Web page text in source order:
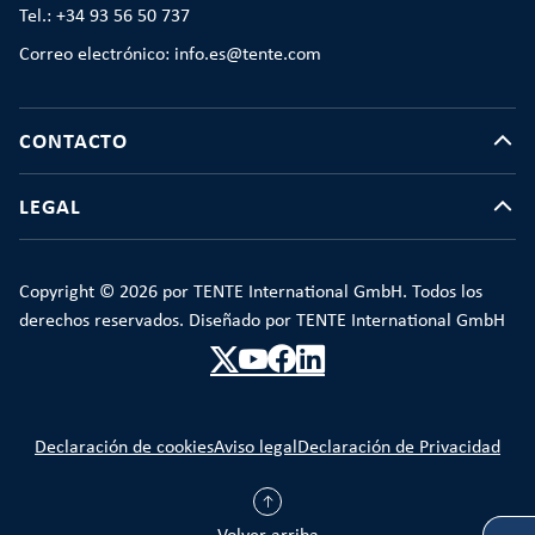
Tel.: +34 93 56 50 737
Correo electrónico: info.es@tente.com
CONTACTO
LEGAL
Copyright © 2026 por TENTE International GmbH. Todos los
derechos reservados. Diseñado por TENTE International GmbH
Declaración de cookiesAviso legal Declaración de Privacidad